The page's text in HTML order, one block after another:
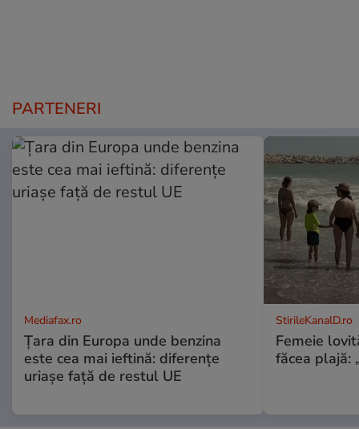
PARTENERI
Mediafax.ro
Țara din Europa unde benzina
este cea mai ieftină: diferențe
uriașe față de restul UE
StirileKanalD.ro
Femeie
făcea plajă: